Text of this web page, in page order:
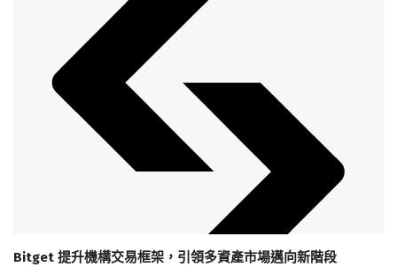
Bitget 提升機構交易框架，引領多資產市場邁向新階段